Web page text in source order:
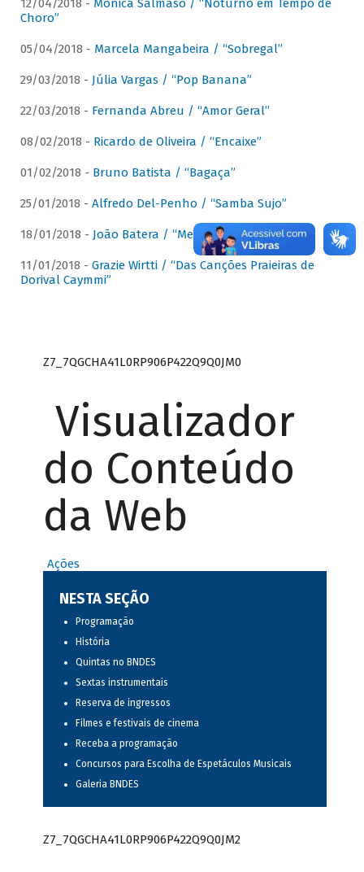
12/04/2018 - Mônica Salmaso / “Noturno em Tempo de
Choro”
05/04/2018 - Marcela Mangabeira / “Sobregal”
29/03/2018 - Júlia Vargas / “Pop Banana”
22/03/2018 - Fernanda Abreu / “Amor Geral”
08/02/2018 - Ricardo de Oliveira / “Encaixe”
01/02/2018 - Bruno Batista / “Bagaça”
25/01/2018 - Alfredo Del-Penho / “Samba Sujo”
18/01/2018 - João Batera / “Meu Pandeiro”
11/01/2018 - Grazie Wirtti / “Das Canções Praieiras de
Dorival Caymmi”
Z7_7QGCHA41L0RP906P422Q9Q0JM0
Visualizador
do Conteúdo
da Web
Ações
NESTA SEÇÃO
Programação
História
Quintas no BNDES
Sextas instrumentais
Reserva de ingressos
Filmes e festivais de cinema
Receba a programação
Concursos para Escolha de Espetáculos Musicais
Galeria BNDES
Z7_7QGCHA41L0RP906P422Q9Q0JM2